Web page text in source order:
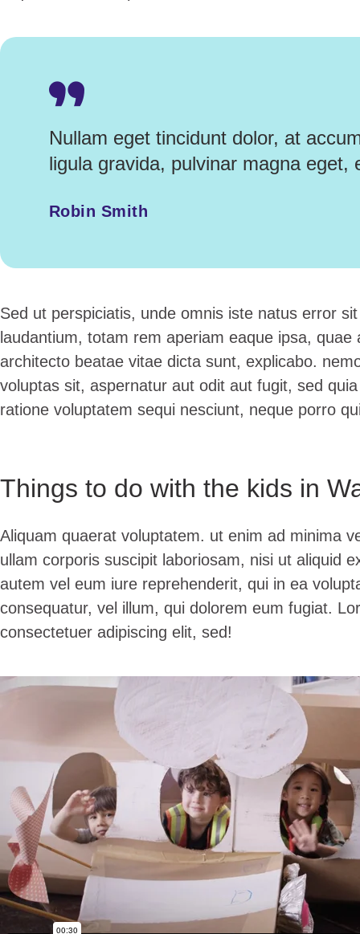
Nullam eget tincidunt dolor, at
ligula gravida, pulvinar magna eget,
Robin Smith
Sed ut perspiciatis, unde omnis iste natus error
laudantium, totam rem aperiam eaque ipsa,
architecto beatae vitae dicta sunt, explicabo.
voluptas sit, aspernatur aut odit aut fugit, sed
ratione voluptatem sequi nesciunt, neque porro
Things to do with the kids in
Aliquam quaerat voluptatem. ut enim ad minima
ullam corporis suscipit laboriosam, nisi ut aliquid
autem vel eum iure reprehenderit, qui in ea
consequatur, vel illum, qui dolorem eum fugiat.
consectetuer adipiscing elit, sed!